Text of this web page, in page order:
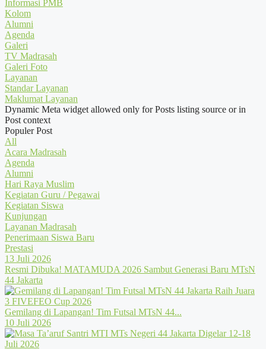
Informasi PMB
Kolom
Alumni
Agenda
Galeri
TV Madrasah
Galeri Foto
Layanan
Standar Layanan
Maklumat Layanan
Dynamic Meta widget allowed only for Posts listing source or in
Post context
Populer Post
All
Acara Madrasah
Agenda
Alumni
Hari Raya Muslim
Kegiatan Guru / Pegawai
Kegiatan Siswa
Kunjungan
Layanan Madrasah
Penerimaan Siswa Baru
Prestasi
13 Juli 2026
Resmi Dibuka! MATAMUDA 2026 Sambut Generasi Baru MTsN
44 Jakarta
Gemilang di Lapangan! Tim Futsal MTsN 44...
10 Juli 2026